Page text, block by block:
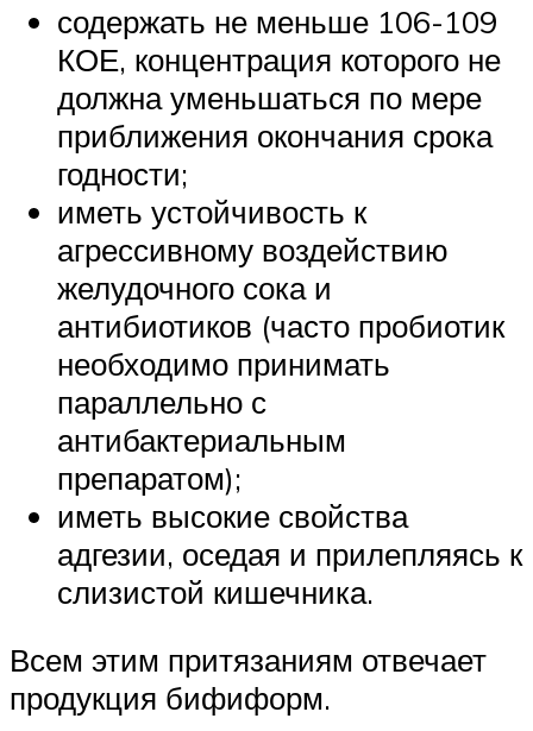
содержать не меньше 106-109
КОЕ, концентрация которого не
должна уменьшаться по мере
приближения окончания срока
годности;
иметь устойчивость к
агрессивному воздействию
желудочного сока и
антибиотиков (часто пробиотик
необходимо принимать
параллельно с
антибактериальным
препаратом);
иметь высокие свойства
адгезии, оседая и прилепляясь к
слизистой кишечника.
Всем этим притязаниям отвечает
продукция бифиформ.